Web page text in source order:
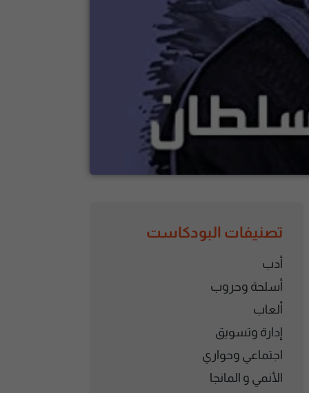
تصنيفات البودكاست
أدب
أسلحة وحروب
ألعاب
إدارة وتسويق
اجتماعي وحواري
الأنمي و المانجا